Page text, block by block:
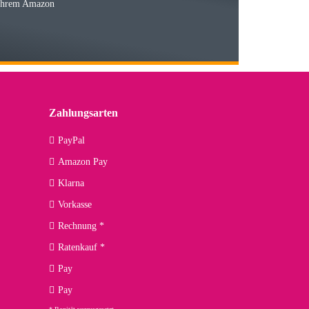
kommenden Jahren herausstellen. Spannend wird es falls
Amazon
Zahlungsarten
PayPal
Amazon Pay
Klarna
Vorkasse
Rechnung *
Ratenkauf *
Pay
Pay